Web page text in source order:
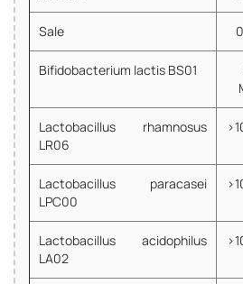
Sale
Bifidobacterium lactis BS01
Lactobacillus rhamnosus
LR06
Lactobacillus paracasei
LPC00
Lactobacillus acidophilus
LA02